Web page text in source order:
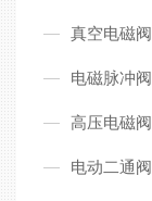
真空电磁阀
电磁脉冲阀
高压电磁阀
电动二通阀